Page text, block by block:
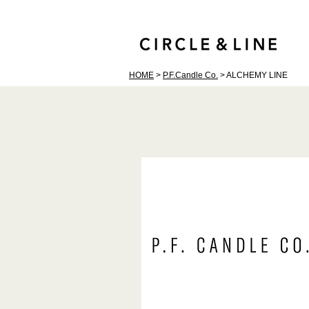
HOME > P.F.Candle Co. > ALCHEMY LINE